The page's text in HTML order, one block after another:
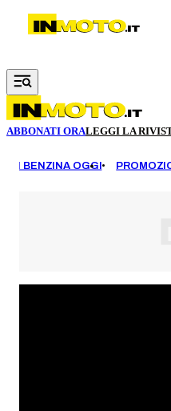
Vai al contenuto principale
ABBONATI ORALEGGI LA
BENZINA OGGI